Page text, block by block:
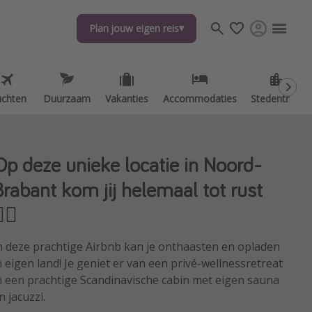
Plan jouw eigen reis
Duurzaam Vakanties Accommodaties Stedentrips
Plan jouw eigen reis
Duurzaam Vakanties Accommodaties Stedentrips
deze unieke locatie in Noord-
kom jij helemaal tot rust
deze prachtige Airbnb kan je onthaasten en opladen
eigen land! Je geniet er van een privé-wellnessretreat
een prachtige Scandinavische cabin met eigen sauna
jacuzzi.